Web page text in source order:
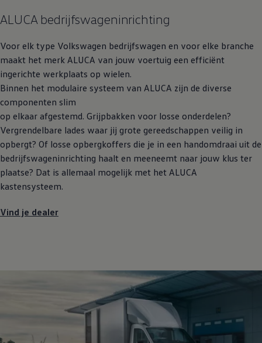
ALUCA bedrijfswageninrichting
Voor elk type Volkswagen bedrijfswagen en voor elke branche
maakt het merk ALUCA van jouw voertuig een efficiënt
ingerichte werkplaats op wielen.
Binnen het modulaire systeem van ALUCA zijn de diverse
componenten slim
op elkaar afgestemd. Grijpbakken voor losse onderdelen?
Vergrendelbare lades waar jij grote gereedschappen veilig in
opbergt? Of losse opbergkoffers die je in een handomdraai uit de
bedrijfswageninrichting haalt en meeneemt naar jouw klus ter
plaatse? Dat is allemaal mogelijk met het ALUCA
kastensysteem.
Vind je dealer